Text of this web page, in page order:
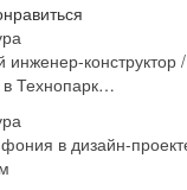
конструктор
Технопарк…
в дизайн-